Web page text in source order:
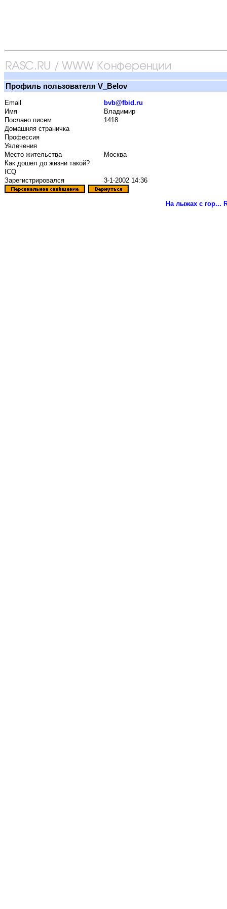
Профиль пользователя V_Belov
Email
bvb@fbid.ru
Имя
Владимир
Послано писем
1418
Домашняя страничка
Профессия
Увлечения
Место жительства
Москва
Как дошел до жизни такой?
ICQ
Зарегистрировался
3-1-2002 14:36
На лыжах с гор...